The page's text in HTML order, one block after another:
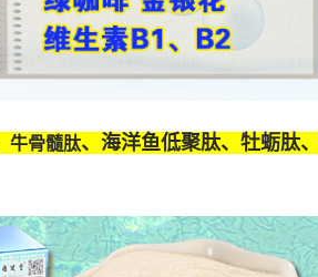
牛骨髓肽、海洋鱼低聚肽、牡蛎肽、